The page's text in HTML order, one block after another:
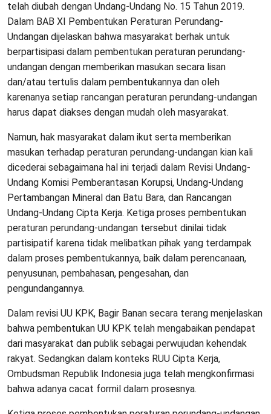
telah diubah dengan Undang-Undang No. 15 Tahun 2019.
Dalam BAB XI Pembentukan Peraturan Perundang-
Undangan dijelaskan bahwa masyarakat berhak untuk
berpartisipasi dalam pembentukan peraturan perundang-
undangan dengan memberikan masukan secara lisan
dan/atau tertulis dalam pembentukannya dan oleh
karenanya setiap rancangan peraturan perundang-undangan
harus dapat diakses dengan mudah oleh masyarakat.
Namun, hak masyarakat dalam ikut serta memberikan
masukan terhadap peraturan perundang-undangan kian kali
dicederai sebagaimana hal ini terjadi dalam Revisi Undang-
Undang Komisi Pemberantasan Korupsi, Undang-Undang
Pertambangan Mineral dan Batu Bara, dan Rancangan
Undang-Undang Cipta Kerja. Ketiga proses pembentukan
peraturan perundang-undangan tersebut dinilai tidak
partisipatif karena tidak melibatkan pihak yang terdampak
dalam proses pembentukannya, baik dalam perencanaan,
penyusunan, pembahasan, pengesahan, dan
pengundangannya.
Dalam revisi UU KPK, Bagir Banan secara terang menjelaskan
bahwa pembentukan UU KPK telah mengabaikan pendapat
dari masyarakat dan publik sebagai perwujudan kehendak
rakyat. Sedangkan dalam konteks RUU Cipta Kerja,
Ombudsman Republik Indonesia juga telah mengkonfirmasi
bahwa adanya cacat formil dalam prosesnya.